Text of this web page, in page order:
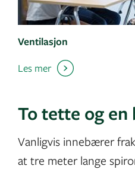
Ventilasjon
Les mer
To tette og en
Vanligvis innebærer
at tre meter lange